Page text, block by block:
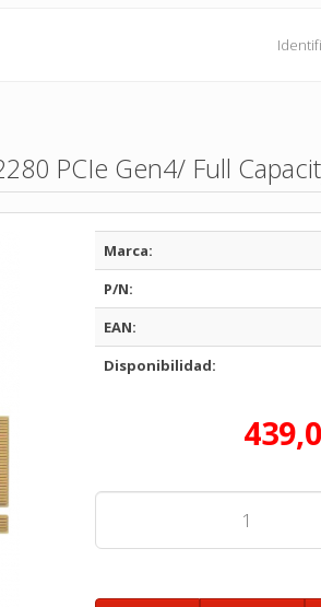
PCIe Gen4/ Full
Marca:
P/N:
EAN:
Disponibilidad: